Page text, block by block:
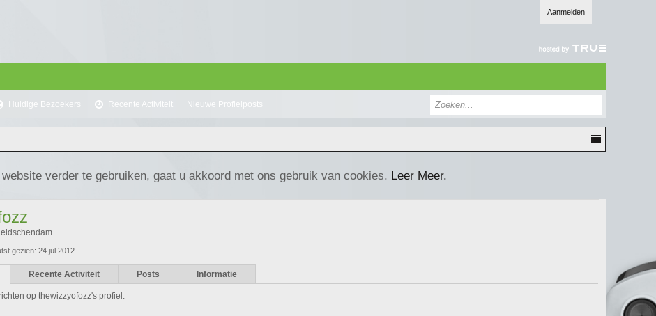
Aanmelden
Huidige Bezoekers Recente Activiteit Nieuwe Profielposts
verder te gebruiken, gaat u akkoord met ons gebruik van cookies. Leer Meer.
gezien: 24 jul 2012
Recente Activiteit Posts Informatie
op thewizzyofozz's profiel.